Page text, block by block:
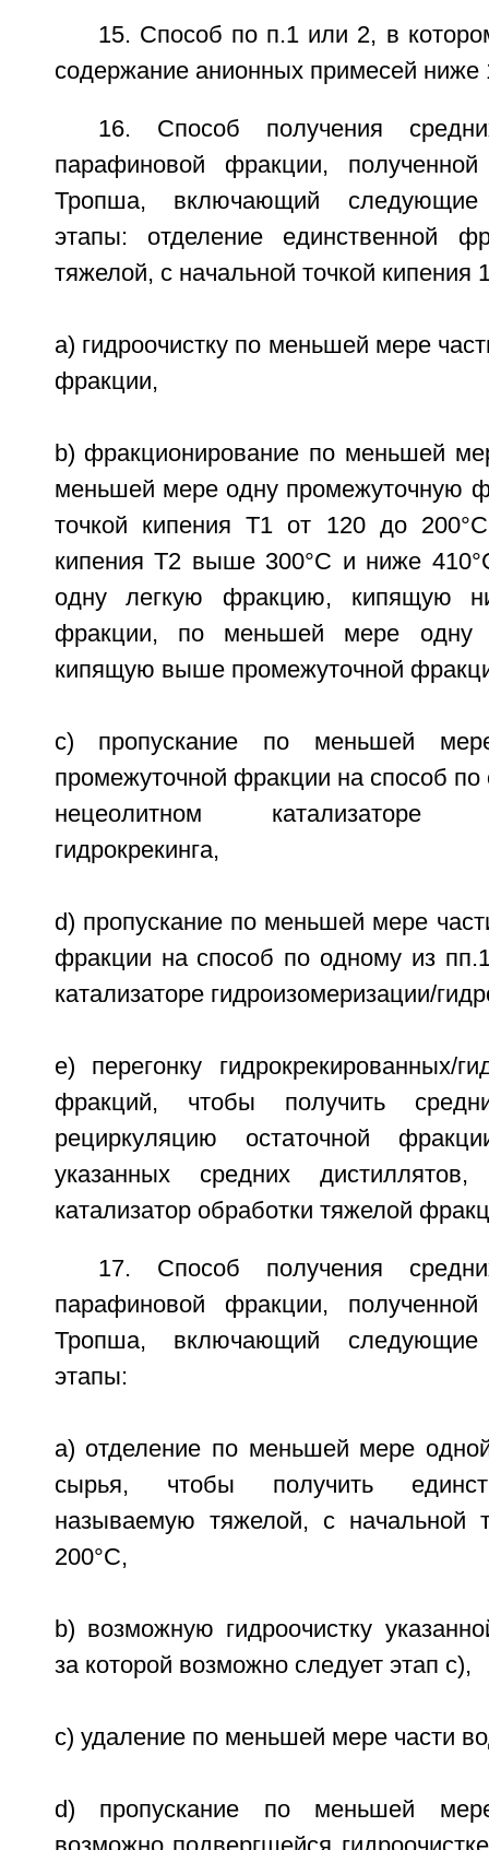
15. Способ по п.1 или 2, в
содержание анионных примесей ниже
16. Способ получения
парафиновой фракции,
Тропша, включающий следующие
этапы: отделение единственной
тяжелой, с начальной точкой кипения
a) гидроочистку по меньшей мере
фракции,
b) фракционирование по меньшей
меньшей мере одну промежуточную
точкой кипения Т1 от 120 до
кипения Т2 выше 300°С и ниже
одну легкую фракцию, кипящую
фракции, по меньшей мере одну
кипящую выше промежуточной
c) пропускание по меньшей
промежуточной фракции на способ
нецеолитном катализаторе
гидрокрекинга,
d) пропускание по меньшей мере
фракции на способ по одному из
катализаторе гидроизомеризации/
e) перегонку гидрокрекированных/
фракций, чтобы получить
рециркуляцию остаточной
указанных средних
катализатор обработки тяжелой
17. Способ получения
парафиновой фракции,
Тропша, включающий следующие
этапы:
a) отделение по меньшей мере
сырья, чтобы получить
называемую тяжелой, с начальной
200°С,
b) возможную гидроочистку
за которой возможно следует этап с),
c) удаление по меньшей мере части
d) пропускание по меньшей